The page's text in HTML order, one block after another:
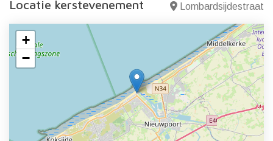
Locatie kerstevenement Lombardsijdestraat
+
−